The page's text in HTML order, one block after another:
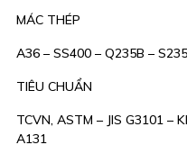
MÁC THÉP
A36 – SS400 – Q235B –
TIÊU CHUẨN
TCVN, ASTM – JIS G3101 –
A131